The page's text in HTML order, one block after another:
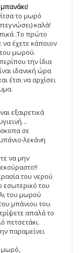
το μωρό
καλά!
.Το πρώτο
να έχετε κάποιον
μωρού.
την ίδια
ιδανική ώρα
έτσι να αρχίσει
εξαιρετικά
σε
λεκάνη
να μην
του νερού
εσωτερικό του
του μωρού
μπάνιου του.
απαλά το
πετσετάκι.
παραμείνει
μωρό,